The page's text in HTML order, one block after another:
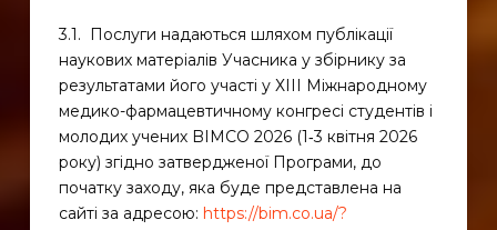
3.1. Послуги надаються шляхом публікації
наукових матеріалів Учасника у збірнику за
результатами його участі у ХІІІ Міжнародному
медико-фармацевтичному конгресі студентів і
молодих учених BIMCO 2026 (1‑3 квітня 2026
року) згідно затвердженої Програми, до
початку заходу, яка буде представлена на
сайті за адресою: https://bim.co.ua/?